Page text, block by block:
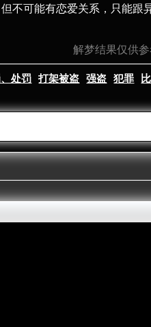
可能有恋爱关系，只能跟
解梦结果仅供参
处罚 打架被盗 强盗 犯罪